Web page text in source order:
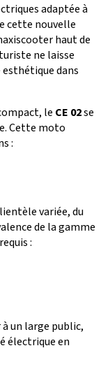
adaptée à
cette nouvelle
haut de
ne laisse
dans
le CE 02se
Cette moto
:
variée, du
de la gamme
:
un large public,
électrique en